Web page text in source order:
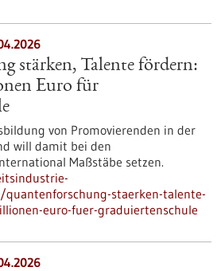
stärken, Talente fördern:
Euro für
von Promovierenden in der
will damit bei den
Maßstäbe setzen.
staerken-talente-
euro-fuer-graduiertenschule